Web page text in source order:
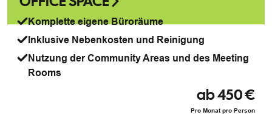
Komplette eigene Büroräume
Inklusive Nebenkosten und Reinigung
Nutzung der Community Areas und des Meeting
Rooms
ab 450 €
Pro Monat pro Person